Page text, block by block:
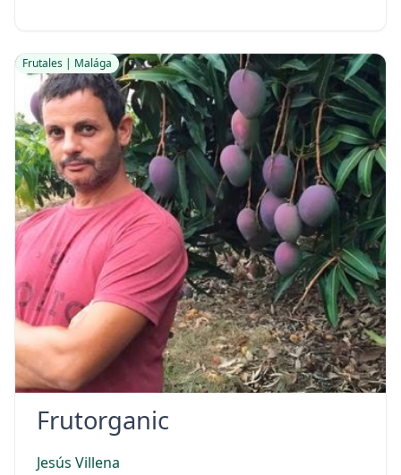
Frutales | Malága
Frutorganic
Jesús Villena